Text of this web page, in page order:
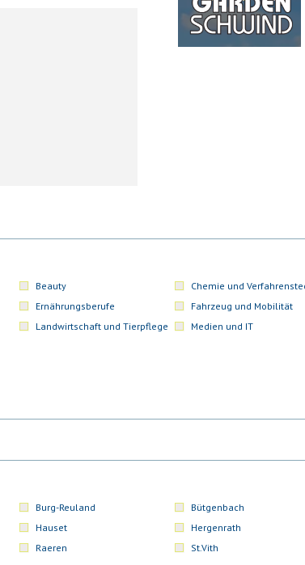
Beauty Chemie und
Ernährungsberufe Fahrzeug und Mobilität
Landwirtschaft und Tierpflege Medien und IT
Burg-Reuland Bütgenbach
Hauset Hergenrath
Raeren St.Vith